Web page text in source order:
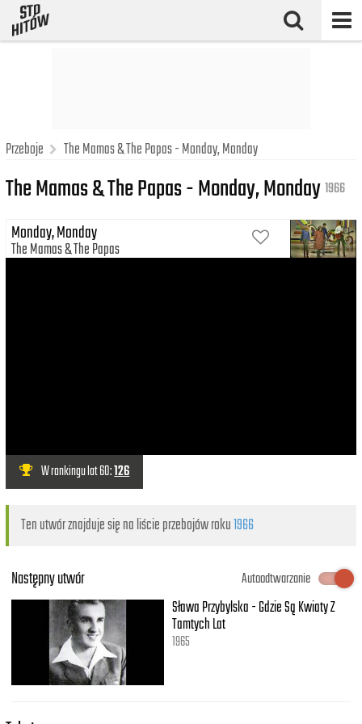
Przeboje The Mamas & The Papas - Monday, Monday
The Mamas & The Papas - Monday, Monday1966
Monday, Monday
The Mamas The Papas
W rankingu lat 60:126
Ten utwór znajduje się na liście przebojów roku1966
Następny utwór
Autoodtwarzanie
Sława Przybylska - Gdzie Są Kwiaty Z
Tamtych Lat
1965